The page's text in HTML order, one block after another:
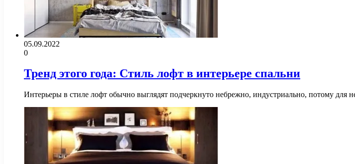
05.09.2022
0
Тренд этого года: Стиль лофт в интерьере спальни
Интерьеры в стиле лофт обычно выглядят подчеркнуто небрежно, индустриально, потому